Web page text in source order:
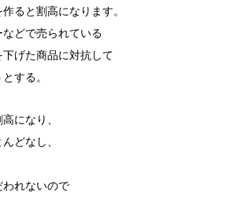
ると割高になります。
どで売られている
げた商品に対抗して
する。
になり、
どなし、
れないので